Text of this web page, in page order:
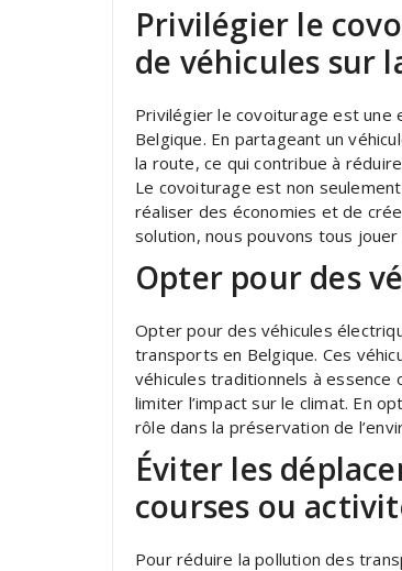
Privilégier le
de véhicules sur
Privilégier le covoiturage est
Belgique. En partageant un
la route, ce qui contribue à
Le covoiturage est non
réaliser des économies et de
solution, nous pouvons tous
Opter pour des
Opter pour des véhicules
transports en Belgique. Ces
véhicules traditionnels à essence
limiter l’impact sur le climat. En
rôle dans la préservation de
Éviter les
courses ou
Pour réduire la pollution des